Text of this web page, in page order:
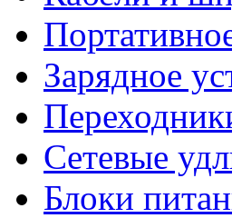
Зарядное
Сетевые
Блоки